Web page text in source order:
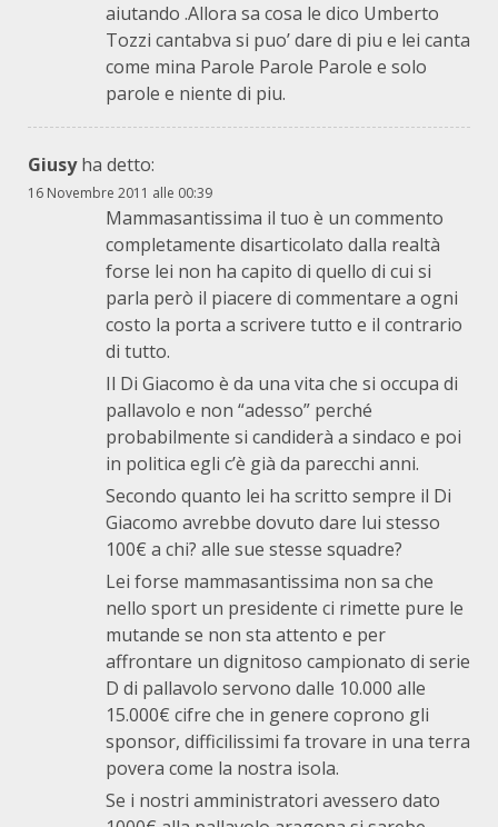
aiutando .Allora sa cosa le dico Umberto
Tozzi cantabva si puo’ dare di piu e lei canta
come mina Parole Parole Parole e solo
parole e niente di piu.
Giusy ha detto:
16 Novembre 2011 alle 00:39
Mammasantissima il tuo è un commento
completamente disarticolato dalla realtà
forse lei non ha capito di quello di cui si
parla però il piacere di commentare a ogni
costo la porta a scrivere tutto e il contrario
di tutto.
Il Di Giacomo è da una vita che si occupa di
pallavolo e non “adesso” perché
probabilmente si candiderà a sindaco e poi
in politica egli c’è già da parecchi anni.
Secondo quanto lei ha scritto sempre il Di
Giacomo avrebbe dovuto dare lui stesso
100€ a chi? alle sue stesse squadre?
Lei forse mammasantissima non sa che
nello sport un presidente ci rimette pure le
mutande se non sta attento e per
affrontare un dignitoso campionato di serie
D di pallavolo servono dalle 10.000 alle
15.000€ cifre che in genere coprono gli
sponsor, difficilissimi fa trovare in una terra
povera come la nostra isola.
Se i nostri amministratori avessero dato